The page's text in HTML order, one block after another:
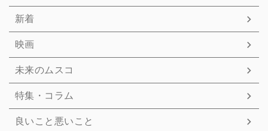
新着
映画
未来のムスコ
特集・コラム
良いこと悪いこと